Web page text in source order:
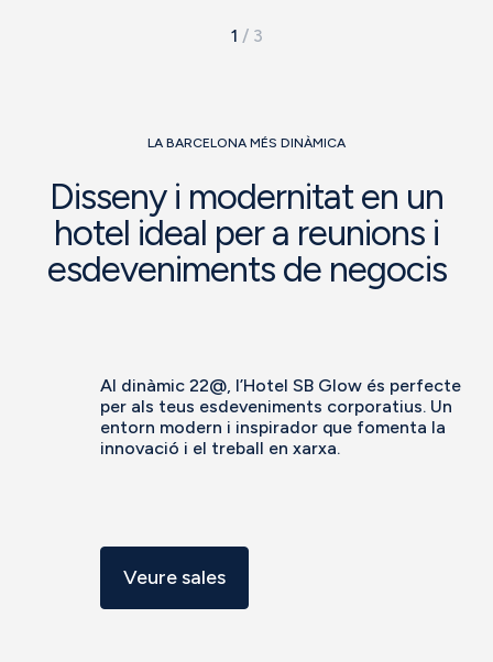
1 / 3
LA BARCELONA MÉS DINÀMICA
Disseny i modernitat en un
hotel ideal per a reunions i
esdeveniments de negocis
Al dinàmic 22@, l’Hotel SB Glow és perfecte
per als teus esdeveniments corporatius. Un
entorn modern i inspirador que fomenta la
innovació i el treball en xarxa.
Veure sales